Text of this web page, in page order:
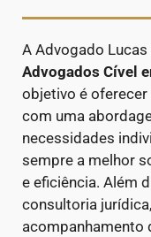
A Advogado
Advogados Cível
objetivo é
com uma
necessidades
sempre a melhor
e eficiência. Além
consultoria
acompanhamento